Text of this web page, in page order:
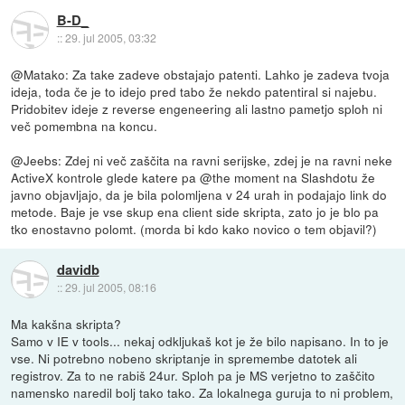
B-D_
::29. jul 2005, 03:32
@Matako: Za take zadeve obstajajo patenti. Lahko je zadeva tvoja
ideja, toda če je to idejo pred tabo že nekdo patentiral si najebu.
Pridobitev ideje z reverse engeneering ali lastno pametjo sploh ni
več pomembna na koncu.
@Jeebs: Zdej ni več zaščita na ravni serijske, zdej je na ravni neke
ActiveX kontrole glede katere pa @the moment na Slashdotu že
javno objavljajo, da je bila polomljena v 24 urah in podajajo link do
metode. Baje je vse skup ena client side skripta, zato jo je blo pa
tko enostavno polomt. (morda bi kdo kako novico o tem objavil?)
davidb
::29. jul 2005, 08:16
Ma kakšna skripta?
Samo v IE v tools... nekaj odkljukaš kot je že bilo napisano. In to je
vse. Ni potrebno nobeno skriptanje in spremembe datotek ali
registrov. Za to ne rabiš 24ur. Sploh pa je MS verjetno to zaščito
namensko naredil bolj tako tako. Za lokalnega guruja to ni problem,